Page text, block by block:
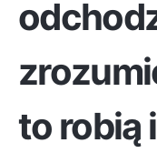
to robią i